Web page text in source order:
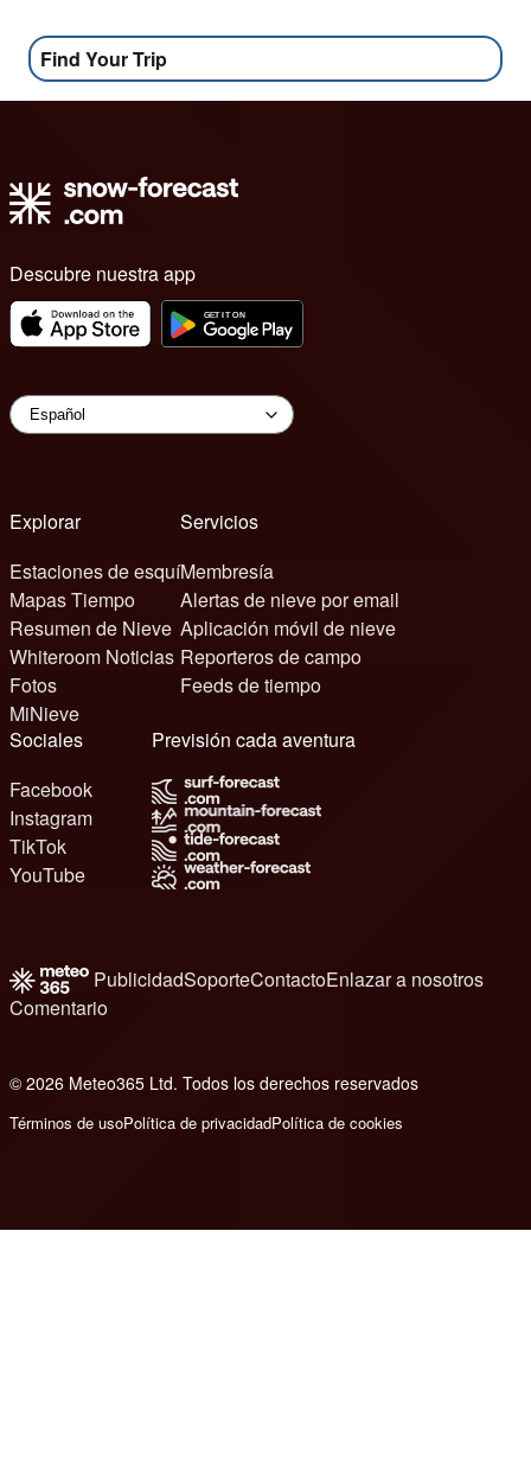
Find Your Trip
Descubre nuestra app
Explorar
Estaciones de esquí
Mapas Tiempo
Resumen de Nieve
Whiteroom Noticias
Fotos
MiNieve
Servicios
Membresía
Alertas de nieve por email
Aplicación móvil de nieve
Reporteros de campo
Feeds de tiempo
Sociales
Facebook
Instagram
TikTok
YouTube
Previsión cada aventura
PublicidadSoporteContactoEnlazar a nosotros
Comentario
© 2026 Meteo365 Ltd. Todos los derechos reservados
Términos de usoPolítica de privacidadPolítica de cookies